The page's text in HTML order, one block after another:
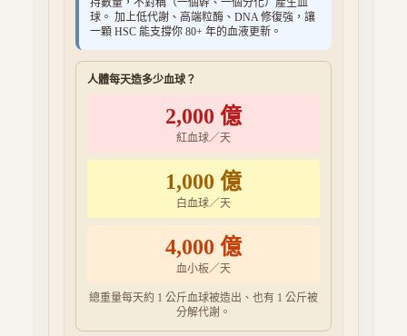
持數量，不對稱（一個幹、一個分化）產生血
球。 加上低代謝、高端粒酶、DNA 修復強，讓
一顆 HSC 能支撐你 80+ 年的血液更新。
人體每天造多少血球？
2,000 億
紅血球／天
1,000 億
白血球／天
4,000 億
血小板／天
總重量每天約 1 公斤血球被造出、也有 1 公斤被
分解代謝。